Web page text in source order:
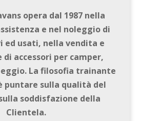
opera dal 1987 nella
e nel noleggio di
ed usati, nella vendita e
accessori per camper,
La filosofia trainante
puntare sulla qualità del
soddisfazione della
Clientela.